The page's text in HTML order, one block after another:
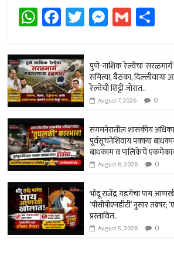
W
h
at
sA
p
p
Fa
ce
b
o
ok
T
wi
tt
er
M
es
se
n
ge
r
G
m
ail
पुणे-नाशिक रेल्वेचा
समित्या, बैठका,
रेल्वेची शिट्टी जोरात..
August 7, 2026 0
संगमनेरातील शासकीय
पूर्वसूचनेशिवाय पक्क्या
बांधकाम व पालिकेचे
August 6, 2026 0
भोंदू राजेंद्र गडगेचा पाय
‘पीसीपीएनडीटी’ नुसार
प्रस्तावित..
August 5, 2026 0